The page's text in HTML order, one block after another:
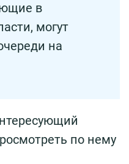
в
могут
на
по нему